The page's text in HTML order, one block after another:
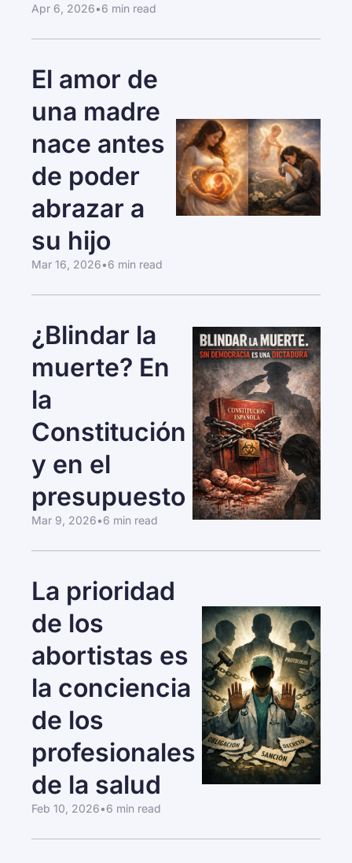
Apr 6, 2026•6 min read
El amor de
una madre
nace antes
de poder
abrazar a
su hijo
Mar 16, 2026•6 min read
¿Blindar la
muerte? En
la
Constitución
y en el
presupuesto
Mar 9, 2026•6 min read
La prioridad
de los
abortistas es
la conciencia
de los
profesionales
de la salud
Feb 10, 2026•6 min read